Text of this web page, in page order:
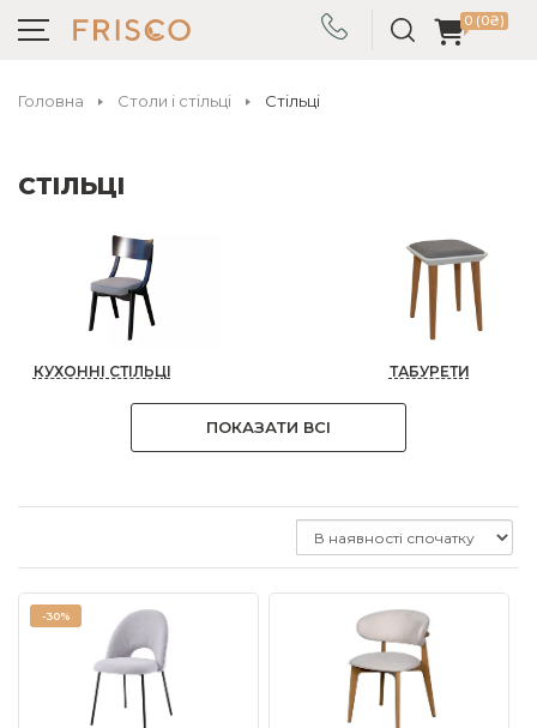
0 (0₴)
Головна Столи і стільці Стільці
СТІЛЬЦІ
КУХОННІ СТІЛЬЦІ ТАБУРЕТИ
ПОКАЗАТИ ВСІ
-30%